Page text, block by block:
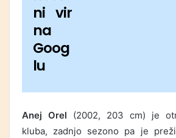
ni vir
na
Goog
lu
Anej Orel (2002, 203 cm) je
kluba, zadnjo sezono pa je